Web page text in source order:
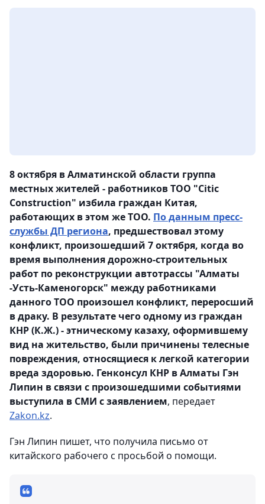
8 октября в Алматинской области группа
местных жителей - работников ТОО "Citic
Construction" избила граждан Китая,
работающих в этом же ТОО. По данным пресс-
службы ДП региона, предшествовал этому
конфликт, произошедший 7 октября, когда во
время выполнения дорожно-строительных
работ по реконструкции автотрассы "Алматы
-Усть-Каменогорск" между работниками
данного ТОО произошел конфликт, переросший
в драку. В результате чего одному из граждан
КНР (К.Ж.) - этническому казаху, оформившему
вид на жительство, были причинены телесные
повреждения, относящиеся к легкой категории
вреда здоровью. Генконсул КНР в Алматы Гэн
Липин в связи с произошедшими событиями
выступила в СМИ с заявлением, передает
Zakon.kz.
Гэн Липин пишет, что получила письмо от
китайского рабочего с просьбой о помощи.